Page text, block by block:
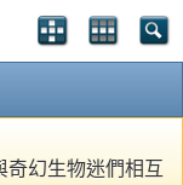
奇幻生物迷們相互